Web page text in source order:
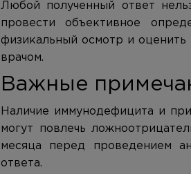
Любой полученный ответ
провести объективное
физикальный осмотр и оценить
врачом.
Важные
Наличие иммунодефицита и
могут повлечь
месяца перед проведением
ответа.